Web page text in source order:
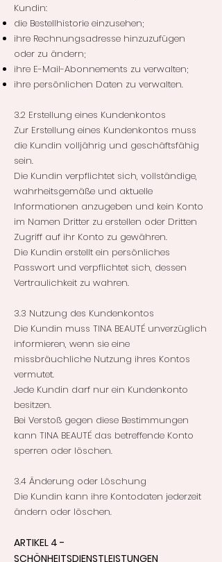
Kundin:
die Bestellhistorie einzusehen;
ihre Rechnungsadresse hinzuzufügen
oder zu ändern;
ihre E-Mail-Abonnements zu verwalten;
ihre persönlichen Daten zu verwalten.
3.2 Erstellung eines Kundenkontos
Zur Erstellung eines Kundenkontos muss
die Kundin volljährig und geschäftsfähig
sein.
Die Kundin verpflichtet sich, vollständige,
wahrheitsgemäße und aktuelle
Informationen anzugeben und kein Konto
im Namen Dritter zu erstellen oder Dritten
Zugriff auf ihr Konto zu gewähren.
Die Kundin erstellt ein persönliches
Passwort und verpflichtet sich, dessen
Vertraulichkeit zu wahren.
3.3 Nutzung des Kundenkontos
Die Kundin muss TINA BEAUTÉ unverzüglich
informieren, wenn sie eine
missbräuchliche Nutzung ihres Kontos
vermutet.
Jede Kundin darf nur ein Kundenkonto
besitzen.
Bei Verstoß gegen diese Bestimmungen
kann TINA BEAUTÉ das betreffende Konto
sperren oder löschen.
3.4 Änderung oder Löschung
Die Kundin kann ihre Kontodaten jederzeit
ändern oder löschen.
ARTIKEL 4 -
SCHÖNHEITSDIENSTLEISTUNGEN